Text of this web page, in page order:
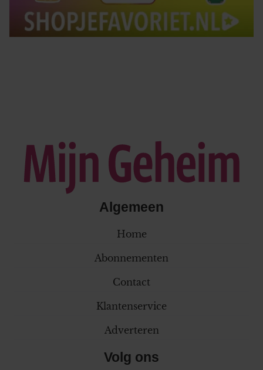
Algemeen
Home
Abonnementen
Contact
Klantenservice
Adverteren
Volg ons